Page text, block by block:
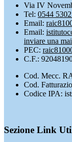
Via IV
Tel: 0544
Email:
Email:
inviare una
PEC:
C.F.:
Cod. Mecc.
Cod.
Codice IPA:
Sezione Link